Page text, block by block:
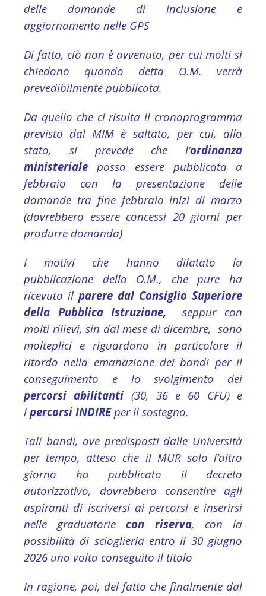
delle domande di inclusione e
aggiornamento nelle GPS
Di fatto, ciò non è avvenuto, per cui molti si
chiedono quando detta O.M. verrà
prevedibilmente pubblicata.
Da quello che ci risulta il cronoprogramma
previsto dal MIM è saltato, per cui, allo
stato, si prevede che l’ordinanza
ministeriale possa essere pubblicata a
febbraio con la presentazione delle
domande tra fine febbraio inizi di marzo
(dovrebbero essere concessi 20 giorni per
produrre domanda)
I motivi che hanno dilatato la
pubblicazione della O.M., che pure ha
ricevuto il parere dal Consiglio Superiore
della Pubblica Istruzione,seppur con
molti rilievi, sin dal mese di dicembre, sono
molteplici e riguardano in particolare il
ritardo nella emanazione dei bandi per il
conseguimento e lo svolgimento dei
percorsi abilitanti (30, 36 e 60 CFU) e
i percorsi INDIREper il sostegno.
Tali bandi, ove predisposti dalle Università
per tempo, atteso che il MUR solo l’altro
giorno ha pubblicato il decreto
autorizzativo, dovrebbero consentire agli
aspiranti di iscriversi ai percorsi e inserirsi
nelle graduatoriecon riserva, con la
possibilità di scioglierla entro il 30 giugno
2026 una volta conseguito il titolo
In ragione, poi, del fatto che finalmente dal